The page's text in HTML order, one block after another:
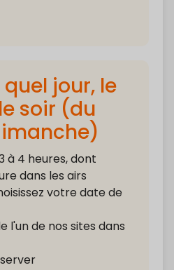
jour, le
soir (du
à 4 heures, dont
dans les airs
votre date de
l'un de nos sites dans